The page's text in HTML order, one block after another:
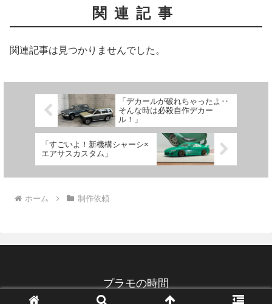
関連記事
関連記事は見つかりませんでした。
「デカールが破れちゃったよ‥
そんな時は必殺自作デカー
ル！」
「すごいよ！新機構シャーシ×
エアサスカスタム」
ホーム 制作依頼
プラモの時間
Copyright © 2020 プラモの時間 All Rights Reserved.